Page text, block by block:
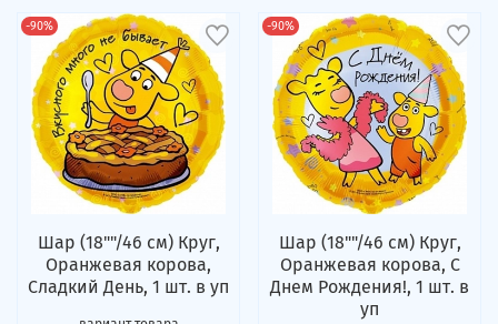
-90%
Шар (18""/46 см) Круг,
Оранжевая корова,
Сладкий День, 1 шт. в уп
-90%
Шар (18""/46 см) Круг,
Оранжевая корова, С
Днем Рождения!, 1 шт. в
уп